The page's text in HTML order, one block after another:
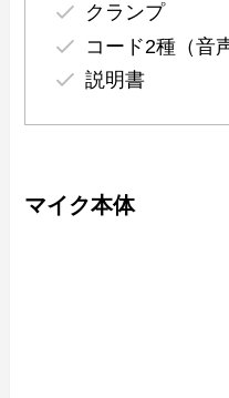
クランプ
コード2種（音
説明書
マイク本体